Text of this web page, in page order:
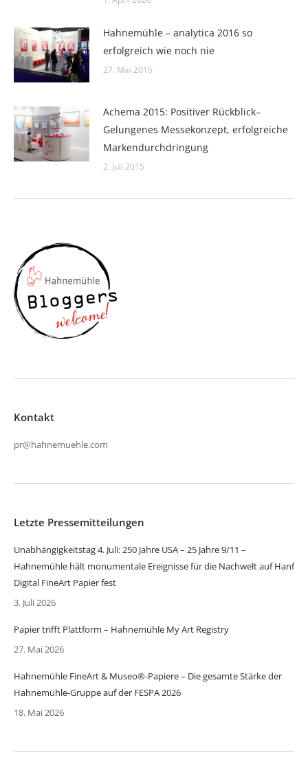
Hahnemühle – analytica 2016 so
erfolgreich wie noch nie
27. Mai 2016
Achema 2015: Positiver Rückblick–
Gelungenes Messekonzept, erfolgreiche
Markendurchdringung
2. Juli 2015
Kontakt
pr@hahnemuehle.com
Letzte Pressemitteilungen
Unabhängigkeitstag 4. Juli: 250 Jahre USA – 25 Jahre 9/11 –
Hahnemühle hält monumentale Ereignisse für die Nachwelt auf Hanf
Digital FineArt Papier fest
3. Juli 2026
Papier trifft Plattform – Hahnemühle My Art Registry
27. Mai 2026
Hahnemühle FineArt & Museo®-Papiere – Die gesamte Stärke der
Hahnemühle-Gruppe auf der FESPA 2026
18. Mai 2026